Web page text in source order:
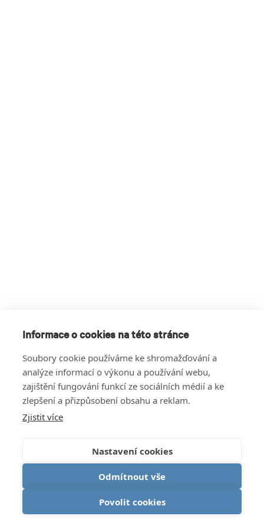
Informace o cookies na této stránce
Soubory cookie používáme ke shromažďování a
analýze informací o výkonu a používání webu,
zajištění fungování funkcí ze sociálních médií a ke
zlepšení a přizpůsobení obsahu a reklam.
Zjistit více
Nastavení cookies
Odmítnout vše
Povolit cookies